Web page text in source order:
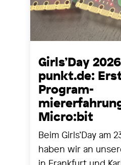
Girls’Day
punkt.de:
Program-
Micro:bit
Beim Girls’Day am
haben wir an